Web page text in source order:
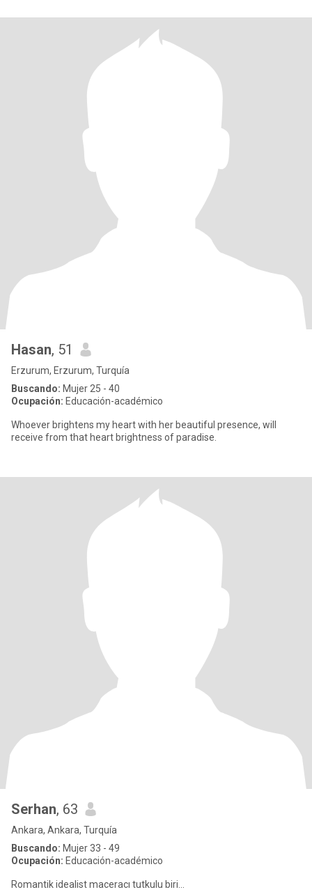
Hasan, 51
Erzurum, Erzurum, Turquía
Buscando: Mujer 25 - 40
Ocupación: Educación-académico
Whoever brightens my heart with her beautiful presence, will
receive from that heart brightness of paradise.
Serhan, 63
Ankara, Ankara, Turquía
Buscando: Mujer 33 - 49
Ocupación: Educación-académico
Romantik idealist maceracı tutkulu biri...